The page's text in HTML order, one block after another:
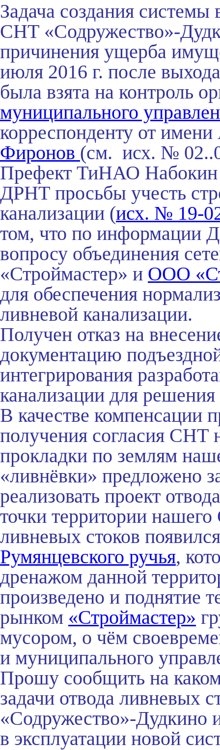
Задача создания системы
СНТ «Содружество»-
причинения ущерба
июля 2016 г. после
была взята на контроль
муниципального
корреспонденту от
Фиронов (см. исх. №
Префект ТиНАО Набокин
ДРНТ просьбы учесть
канализации (исх. № 19-
том, что по информации
вопросу объединения
«Строймастер» и ООО
для обеспечения
ливневой канализации.
Получен отказ на
документацию
интегрирования
канализации для
В качестве компенсации
получения согласия СНТ
прокладки по землям
«ливнёвки» предложено
реализовать проект
точки территории
ливневых стоков
Румянцевского ручья,
дренажом данной
произведено и поднятие
рынком «Строймастер»
мусором, о чём
и муниципального
Прошу сообщить на
задачи отвода ливневых
«Содружество»-Дудкино
в эксплуатации новой